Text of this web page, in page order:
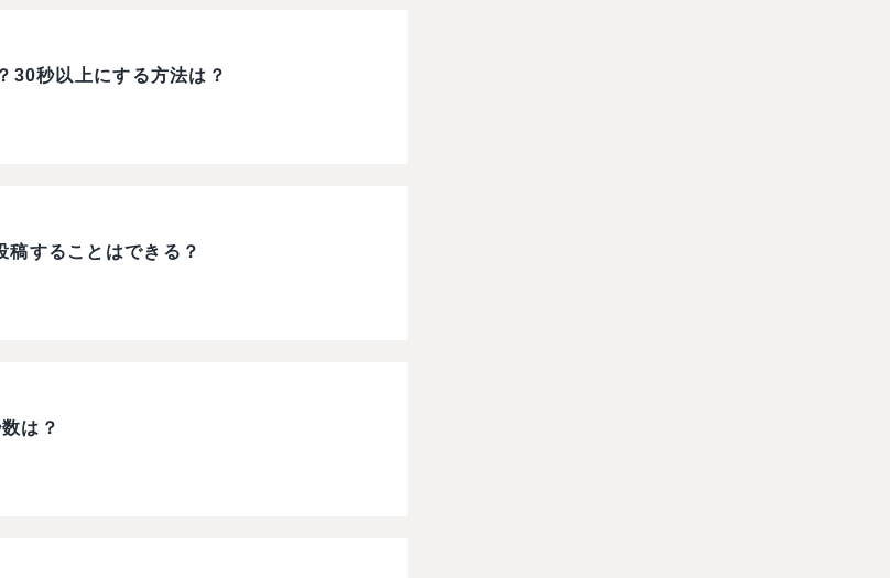
30秒以上にする方法は？
稿することはできる？
は？